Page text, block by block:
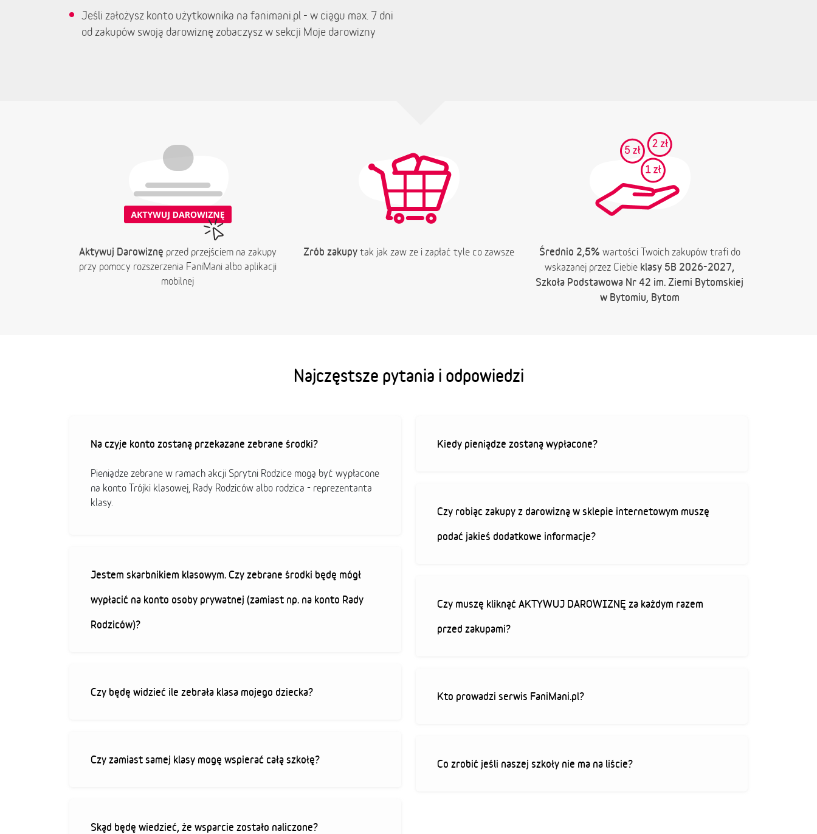
Jeśli założysz konto użytkownika na fanimani.pl - w ciągu max. 7 dni
od zakupów swoją darowiznę zobaczysz w sekcji Moje darowizny
Aktywuj Darowiznę przed przejściem na zakupy
przy pomocy rozszerzenia FaniMani albo aplikacji
mobilnej
Zrób zakupytak jak zaw ze i zapłać tyle co zawsze Średnio 2,5% wartości Twoich zakupów trafi do
wskazanej przez Ciebie klasy 5B 2026-2027,
Szkoła Podstawowa Nr 42 im. Ziemi Bytomskiej
w Bytomiu, Bytom
Najczęstsze pytania i odpowiedzi
Na czyje konto zostaną przekazane zebrane środki?
Pieniądze zebrane w ramach akcji Sprytni Rodzice mogą być wypłacone
na konto Trójki klasowej, Rady Rodziców albo rodzica - reprezentanta
klasy.
Jestem skarbnikiem klasowym. Czy zebrane środki będę mógł
wypłacić na konto osoby prywatnej (zamiast np. na konto Rady
Rodziców)?
Czy będę widzieć ile zebrała klasa mojego dziecka?
Czy zamiast samej klasy mogę wspierać całą szkołę?
Skąd będę wiedzieć, że wsparcie zostało naliczone?
Kiedy pieniądze zostaną wypłacone?
Czy robiąc zakupy z darowizną w sklepie internetowym muszę
podać jakieś dodatkowe informacje?
Czy muszę kliknąć AKTYWUJ DAROWIZNĘ za każdym razem
przed zakupami?
Kto prowadzi serwis FaniMani.pl?
Co zrobić jeśli naszej szkoły nie ma na liście?